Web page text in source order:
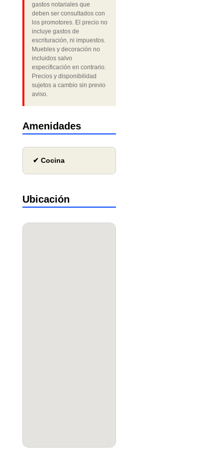
gastos notariales que
deben ser consultados con
los promotores. El precio no
incluye gastos de
escrituración, ni impuestos.
Muebles y decoración no
incluidos salvo
especificación en contrario.
Precios y disponibilidad
sujetos a cambio sin previo
aviso.
Amenidades
✔ Cocina
Ubicación